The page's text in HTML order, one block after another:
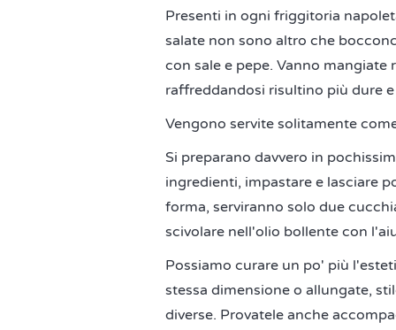
Presenti in ogni friggitoria
salate non sono altro che
con sale e pepe. Vanno
raffreddandosi risultino più dure
Vengono servite solitamente
Si preparano davvero in
ingredienti, impastare e lasciare
forma, serviranno solo due
scivolare nell'olio bollente con
Possiamo curare un po' più
stessa dimensione o allungate,
diverse. Provatele anche